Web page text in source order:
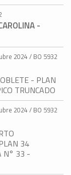
-
2024 / BO 5932
- PLAN
TRUNCADO
2024 / BO 5932
34
N° 33 -